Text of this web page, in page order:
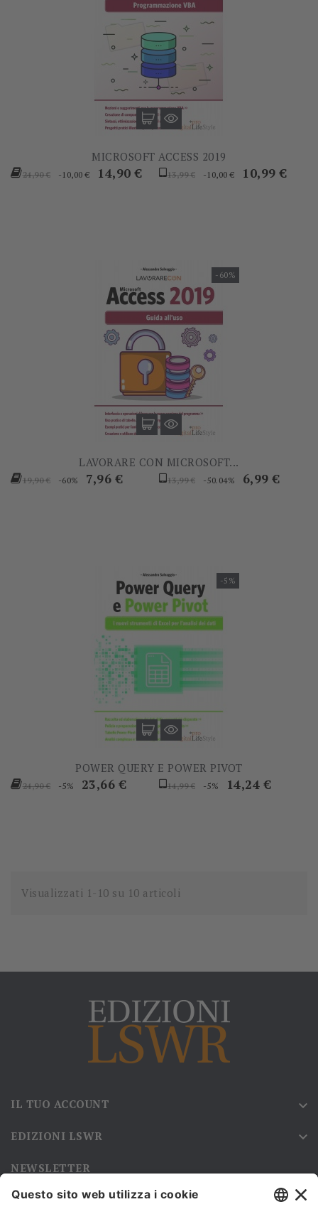
MICROSOFT ACCESS 2019
Prezzo
24,90 € -10,00 € Prezzo
14,90 €
Prezzo
13,99 € -10,00 € Prezzo
10,99 €
-60%
LAVORARE CON MICROSOFT...
Prezzo
19,90 € -60% Prezzo
7,96 €
Prezzo
13,99 € -50.04% Prezzo
6,99 €
-5%
POWER QUERY E POWER PIVOT
Prezzo
24,90 € -5% Prezzo
23,66 €
Prezzo
14,99 € -5% Prezzo
14,24 €
Visualizzati 1-10 su 10 articoli
IL TUO ACCOUNT 
EDIZIONI LSWR 
NEWSLETTER
Iscriviti alla nostra newsletter e rimani sempre aggiornato sulle